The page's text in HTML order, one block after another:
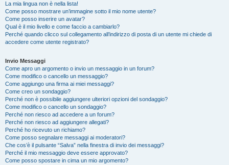
La mia lingua non è nella lista!
Come posso mostrare un’immagine sotto il mio nome utente?
Come posso inserire un avatar?
Qual è il mio livello e come faccio a cambiarlo?
Perché quando clicco sul collegamento all’indirizzo di posta di un utente mi chiede di
accedere come utente registrato?
Invio Messaggi
Come apro un argomento o invio un messaggio in un forum?
Come modifico o cancello un messaggio?
Come aggiungo una firma ai miei messaggi?
Come creo un sondaggio?
Perché non è possibile aggiungere ulteriori opzioni del sondaggio?
Come modifico o cancello un sondaggio?
Perché non riesco ad accedere a un forum?
Perché non riesco ad aggiungere allegati?
Perché ho ricevuto un richiamo?
Come posso segnalare messaggi ai moderatori?
Che cos’è il pulsante “Salva” nella finestra di invio dei messaggi?
Perché il mio messaggio deve essere approvato?
Come posso spostare in cima un mio argomento?